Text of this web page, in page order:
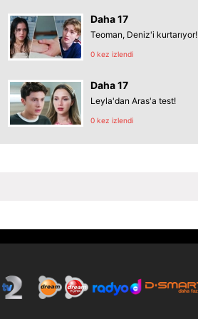
Daha 17
Teoman, Deniz'i kurtarıyor!
0 kez izlendi
Daha 17
Leyla'dan Aras'a test!
0 kez izlendi